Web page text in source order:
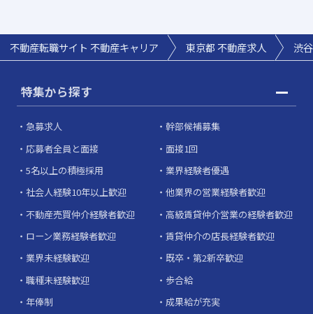
不動産転職サイト 不動産キャリア 東京都 不動産求人 渋
特集から探す
急募求人
幹部候補募集
応募者全員と面接
面接1回
5名以上の積極採用
業界経験者優遇
社会人経験10年以上歓迎
他業界の営業経験者歓迎
不動産売買仲介経験者歓迎
高級賃貸仲介営業の経験者歓迎
ローン業務経験者歓迎
賃貸仲介の店長経験者歓迎
業界未経験歓迎
既卒・第2新卒歓迎
職種未経験歓迎
歩合給
年俸制
成果給が充実